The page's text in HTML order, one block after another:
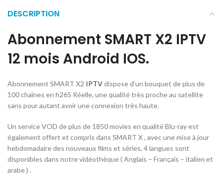
DESCRIPTION
Abonnement SMART X2 IPTV
12 mois Android IOS.
Abonnement SMART X2 IPTVdispose d’un bouquet de plus de
100 chaînes en h265 Réelle, une qualité très proche au satellite
sans pour autant avoir une connexion très haute.
Un service VOD de plus de 1850 movies en qualité Blu-ray est
également offert et compris dans SMART X , avec une mise à jour
hebdomadaire des nouveaux films et séries, 4 langues sont
disponibles dans notre vidéothèque ( Anglais – Français – italien et
arabe ) .